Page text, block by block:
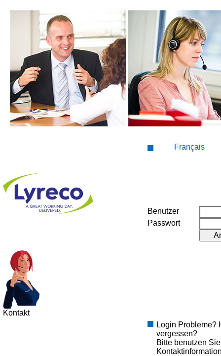
Français
Benutzer
Passwort
Kontakt
Login Probleme?
vergessen?
Bitte benutzen